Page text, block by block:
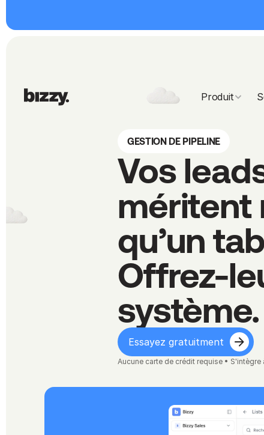
Produit
GESTION DE PIPELINE
Vos
méritent
qu’un
Offrez-
système.
Essayez gratuitment
Aucune carte de crédit requise •